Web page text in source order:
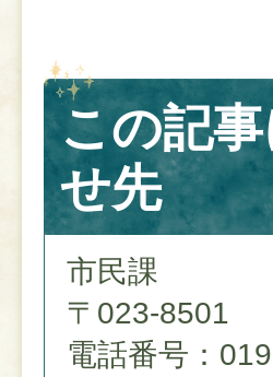
この記
せ先
市民課
〒023-8501
電話番号：